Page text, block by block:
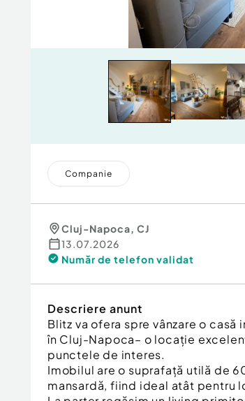
Companie
Cluj-Napoca, CJ
13.07.2026
Număr de telefon validat
Descriere anunt
Blitz va ofera spre vânzare o
în Cluj-Napoca– o locație
punctele de interes.
Imobilul are o suprafață utilă de
mansardă, fiind ideal atât pentru